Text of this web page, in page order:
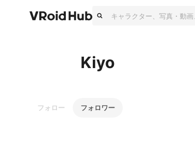
Kiyo
フォロー フォロワー